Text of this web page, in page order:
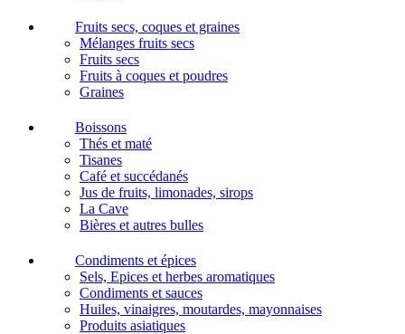
Fruits secs, coques et graines
Mélanges fruits secs
Fruits secs
Fruits à coques et poudres
Graines
Boissons
Thés et maté
Tisanes
Café et succédanés
Jus de fruits, limonades, sirops
La Cave
Bières et autres bulles
Condiments et épices
Sels, Epices et herbes aromatiques
Condiments et sauces
Huiles, vinaigres, moutardes, mayonnaises
Produits asiatiques